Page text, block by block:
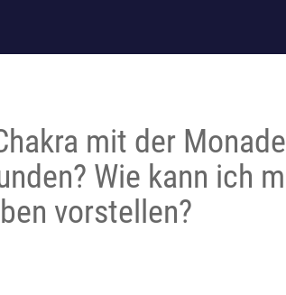
mit der
Wie kann ich
vorstellen?